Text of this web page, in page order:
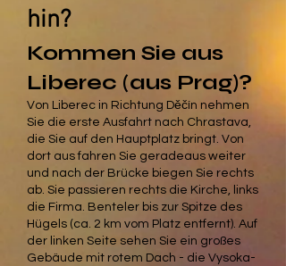
hin?
Kommen Sie aus
Liberec (aus Prag)?
Von Liberec in Richtung Děčín nehmen
Sie die erste Ausfahrt nach Chrastava,
die Sie auf den Hauptplatz bringt. Von
dort aus fahren Sie geradeaus weiter
und nach der Brücke biegen Sie rechts
ab. Sie passieren rechts die Kirche, links
die Firma. Benteler bis zur Spitze des
Hügels (ca. 2 km vom Platz entfernt). Auf
der linken Seite sehen Sie ein großes
Gebäude mit rotem Dach - die Vysoka-